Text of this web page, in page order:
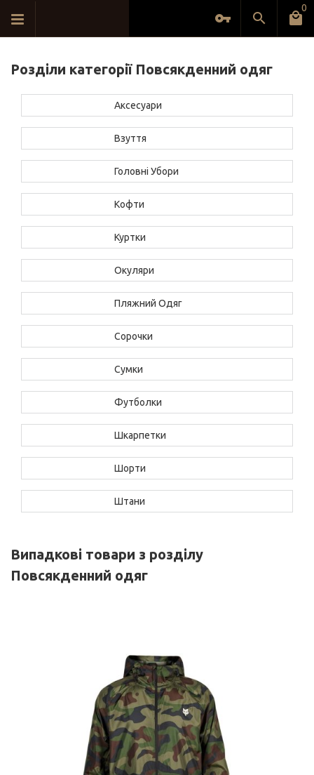
0
Розділи категорії Повсякденний одяг
Аксесуари
Взуття
Головні Убори
Кофти
Куртки
Окуляри
Пляжний Одяг
Сорочки
Сумки
Футболки
Шкарпетки
Шорти
Штани
Випадкові товари з розділу
Повсякденний одяг